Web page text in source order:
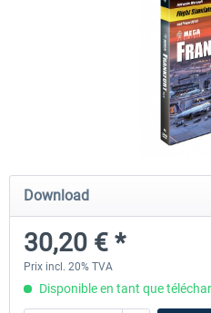
Mega Airport Frankfurt V2.0
30,20 € *
Download
30,20 € *
Prix incl. 20% TVA
Disponible en tant que